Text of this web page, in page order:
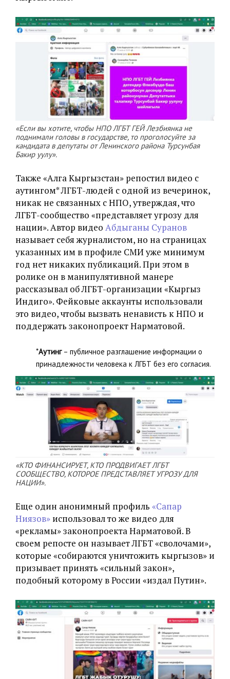
«Если вы хотите, чтобы НПО ЛГБТ ГЕЙ Лезбиянка не
поднимали головы в государстве, то проголосуйте за
кандидата в депутаты от Ленинского района Турсунбая
Бакир уулу».
Также «Алга Кыргызстан» репостил видео с
аутингом* ЛГБТ-людей с одной из вечеринок,
никак не связанных с НПО, утверждая, что
ЛГБТ-сообщество «представляет угрозу для
нации». Автор видео Абдыганы Суранов
называет себя журналистом, но на страницах
указанных им в профиле СМИ уже минимум
год нет никаких публикаций. При этом в
ролике он в манипулятивной манере
рассказывал об ЛГБТ-организации «Кыргыз
Индиго». Фейковые аккаунты использовали
это видео, чтобы вызвать ненависть к НПО и
поддержать законопроект Нарматовой.
*Аутинг– публичное разглашение информации о
принадлежности человека к ЛГБТ без его согласия.
«КТО ФИНАНСИРУЕТ, КТО ПРОДВИГАЕТ ЛГБТ
СООБЩЕСТВО, КОТОРОЕ ПРЕДСТАВЛЯЕТ УГРОЗУ ДЛЯ
НАЦИИ».
Еще один анонимный профиль «Сапар
Ниязов» использовал то же видео для
«рекламы» законопроекта Нарматовой. В
своем репосте он называет ЛГБТ «сволочами»,
которые «собираются уничтожить кыргызов» и
призывает принять «сильный закон»,
подобный которому в России «издал Путин».